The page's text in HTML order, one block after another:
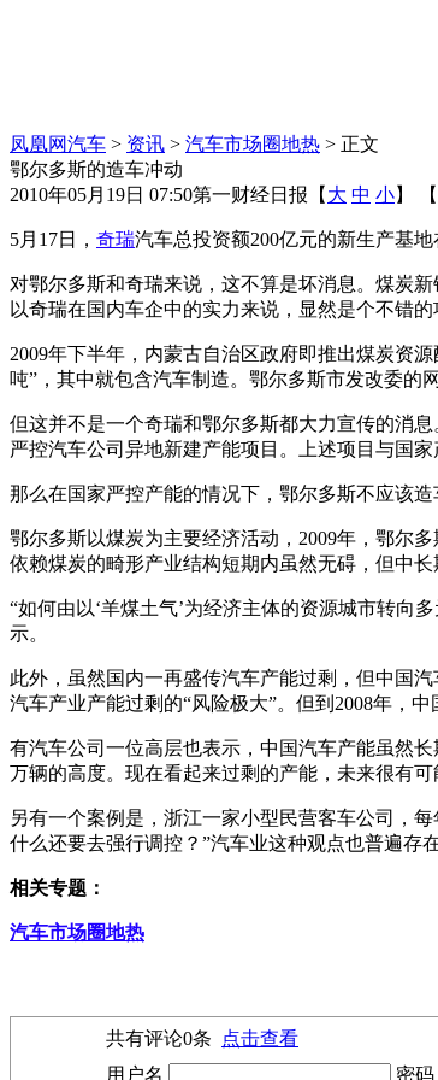
凤凰网汽车 > 资讯 > 汽车市场圈地热 > 正文
鄂尔多斯的造车冲动
2010年05月19日 07:50第一财经日报 【 大 中 小】 【
5月17日， 奇瑞汽车总投资额200亿元的新生产基地
对鄂尔多斯和奇瑞来说，这不算是坏消息。煤炭
以奇瑞在国内车企中的实力来说，显然是个不错的
2009年下半年，内蒙古自治区政府即推出煤炭资
吨”，其中就包含汽车制造。鄂尔多斯市发改委的
但这并不是一个奇瑞和鄂尔多斯都大力宣传的消
严控汽车公司异地新建产能项目。上述项目与国家
那么在国家严控产能的情况下，鄂尔多斯不应该
鄂尔多斯以煤炭为主要经济活动，2009年，鄂尔
依赖煤炭的畸形产业结构短期内虽然无碍，但中长
“如何由以‘羊煤土气’为经济主体的资源城市转向
示。
此外，虽然国内一再盛传汽车产能过剩，但中国
汽车产业产能过剩的“风险极大”。但到2008年，中
有汽车公司一位高层也表示，中国汽车产能虽然
万辆的高度。现在看起来过剩的产能，未来很有可
另有一个案例是，浙江一家小型民营客车公司，
什么还要去强行调控？”汽车业这种观点也普遍存在
相关专题：
汽车市场圈地热
共有评论0条
点击查看
用户名
密码